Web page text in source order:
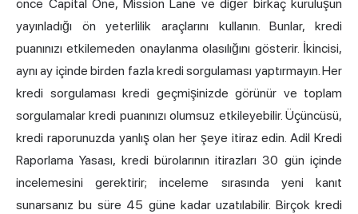
önce Capital One, Mission Lane ve diğer birkaç kuruluşun
yayınladığı ön yeterlilik araçlarını kullanın. Bunlar, kredi
puanınızı etkilemeden onaylanma olasılığını gösterir. İkincisi,
aynı ay içinde birden fazla kredi sorgulaması yaptırmayın. Her
kredi sorgulaması kredi geçmişinizde görünür ve toplam
sorgulamalar kredi puanınızı olumsuz etkileyebilir. Üçüncüsü,
kredi raporunuzda yanlış olan her şeye itiraz edin. Adil Kredi
Raporlama Yasası, kredi bürolarının itirazları 30 gün içinde
incelemesini gerektirir; inceleme sırasında yeni kanıt
sunarsanız bu süre 45 güne kadar uzatılabilir. Birçok kredi